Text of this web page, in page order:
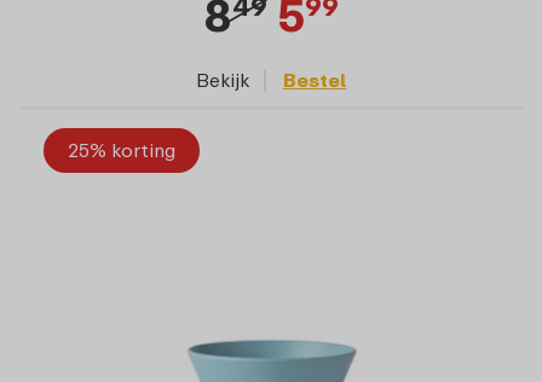
8 5
Bekijk Bestel
25% korting